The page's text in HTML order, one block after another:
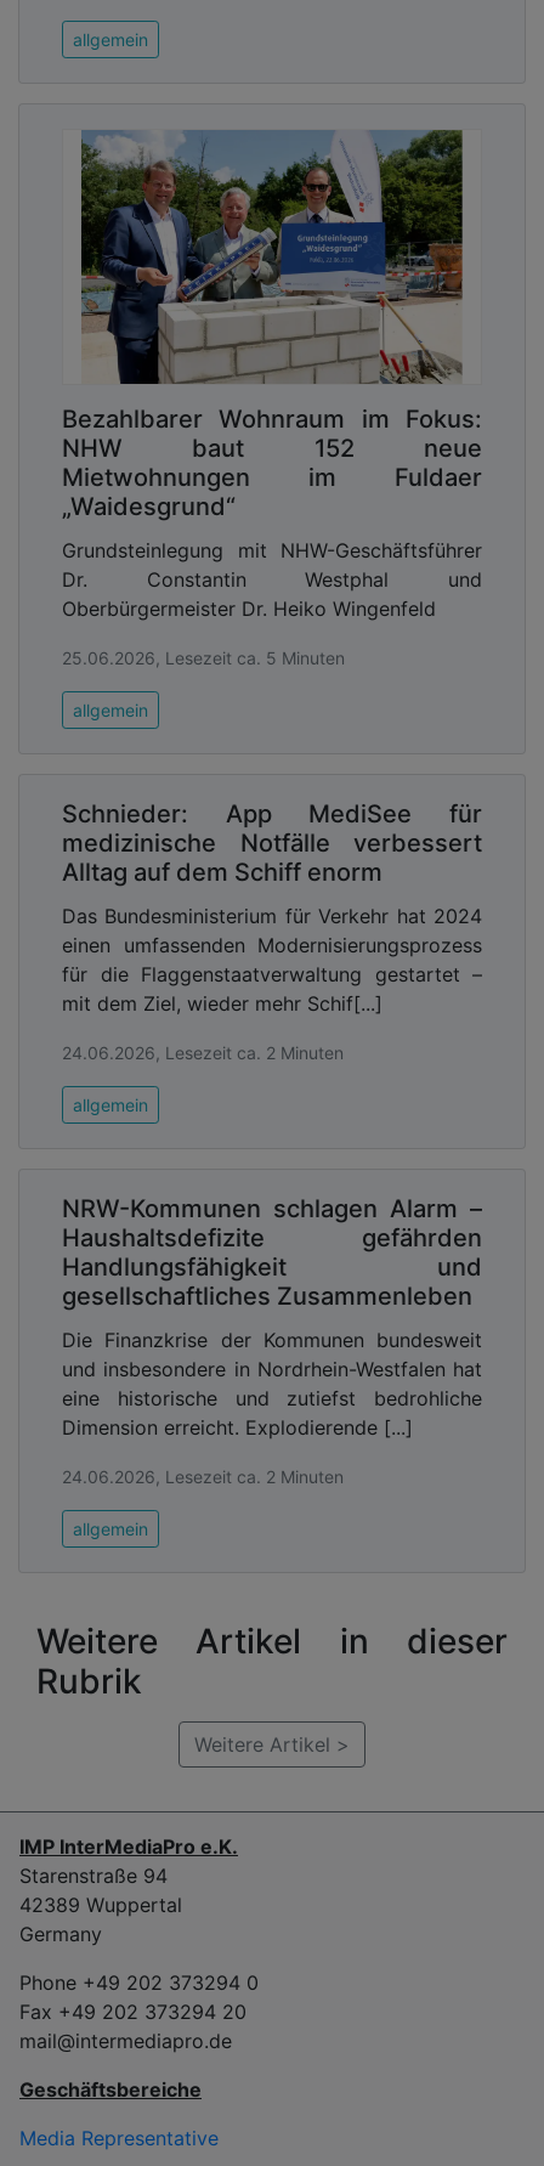
allgemein
Bezahlbarer Wohnraum im Fokus:
NHW baut 152 neue
Mietwohnungen im Fuldaer
„Waidesgrund“
Grundsteinlegung mit NHW-Geschäftsführer
Dr. Constantin Westphal und
Oberbürgermeister Dr. Heiko Wingenfeld
25.06.2026, Lesezeit ca. 5 Minuten
allgemein
Schnieder: App MediSee für
medizinische Notfälle verbessert
Alltag auf dem Schiff enorm
Das Bundesministerium für Verkehr hat 2024
einen umfassenden Modernisierungsprozess
für die Flaggenstaatverwaltung gestartet –
mit dem Ziel, wieder mehr Schif[...]
24.06.2026, Lesezeit ca. 2 Minuten
allgemein
NRW-Kommunen schlagen Alarm –
Haushaltsdefizite gefährden
Handlungsfähigkeit und
gesellschaftliches Zusammenleben
Die Finanzkrise der Kommunen bundesweit
und insbesondere in Nordrhein-Westfalen hat
eine historische und zutiefst bedrohliche
Dimension erreicht. Explodierende [...]
24.06.2026, Lesezeit ca. 2 Minuten
allgemein
Weitere Artikel in dieser
Rubrik
Weitere Artikel >
IMP InterMediaPro e.K.
Starenstraße 94
42389 Wuppertal
Germany
Phone +49 202 373294 0
Fax +49 202 373294 20
mail@intermediapro.de
Geschäftsbereiche
Media Representative